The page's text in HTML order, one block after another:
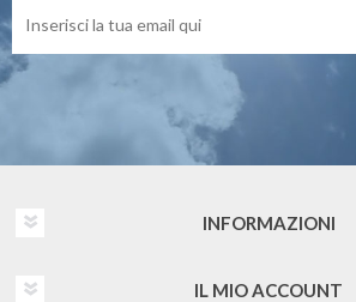
INFORMAZIONI
IL MIO ACCOUNT